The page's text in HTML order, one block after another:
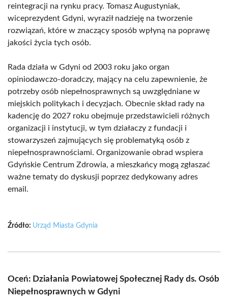
reintegracji na rynku pracy. Tomasz Augustyniak,
wiceprezydent Gdyni, wyraził nadzieję na tworzenie
rozwiązań, które w znaczący sposób wpłyną na poprawę
jakości życia tych osób.
Rada działa w Gdyni od 2003 roku jako organ
opiniodawczo-doradczy, mający na celu zapewnienie, że
potrzeby osób niepełnosprawnych są uwzględniane w
miejskich politykach i decyzjach. Obecnie skład rady na
kadencję do 2027 roku obejmuje przedstawicieli różnych
organizacji i instytucji, w tym działaczy z fundacji i
stowarzyszeń zajmujących się problematyką osób z
niepełnosprawnościami. Organizowanie obrad wspiera
Gdyńskie Centrum Zdrowia, a mieszkańcy mogą zgłaszać
ważne tematy do dyskusji poprzez dedykowany adres
email.
Źródło: Urząd Miasta Gdynia
Oceń: Działania Powiatowej Społecznej Rady ds. Osób
Niepełnosprawnych w Gdyni